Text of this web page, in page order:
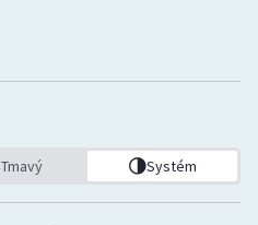
Tmavý Systém